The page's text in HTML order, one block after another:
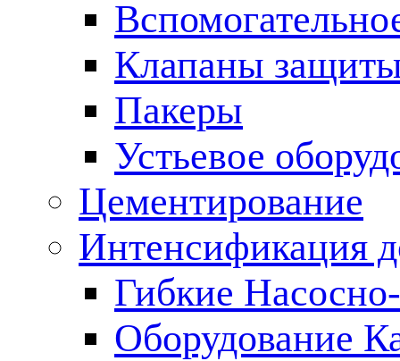
Клапаны
Пакеры
Устьевое
Цементирование
Интенсификация
Гибкие
Оборудование